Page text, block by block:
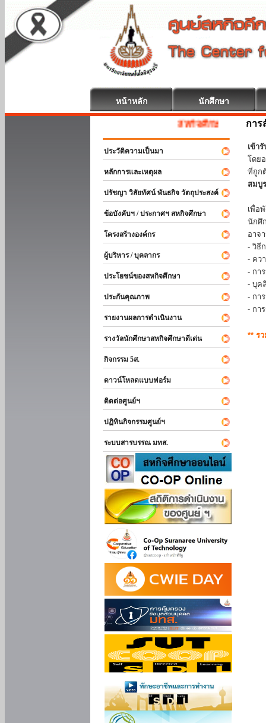
หน้าหลัก นักศึกษา
สหกิจศึกษา ยินดีต้อนรับ
ประวัติความเป็นมา
หลักการและเหตุผล
ปรัชญา วิสัยทัศน์ พันธกิจ วัตถุประสงค์
ข้อบังคับฯ / ประกาศฯ สหกิจศึกษา
โครงสร้างองค์กร
ผู้บริหาร / บุคลากร
ประโยชน์ของสหกิจศึกษา
ประกันคุณภาพ
รายงานผลการดำเนินงาน
รางวัลนักศึกษาสหกิจศึกษาดีเด่น
กิจกรรม 5ส.
ดาวน์โหลดแบบฟอร์ม
ติดต่อศูนย์ฯ
ปฏิทินกิจกรรมศูนย์ฯ
ระบบสารบรรณ มทส.
การ
เข้า
โดย
ที่ถูก
สมบู
เพื่อ
นักศึ
อาจ
- วิธี
- คว
- กา
- บุค
- กา
- กา
** ร